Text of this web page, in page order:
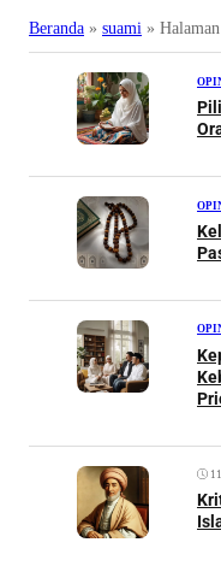
Beranda » suami »